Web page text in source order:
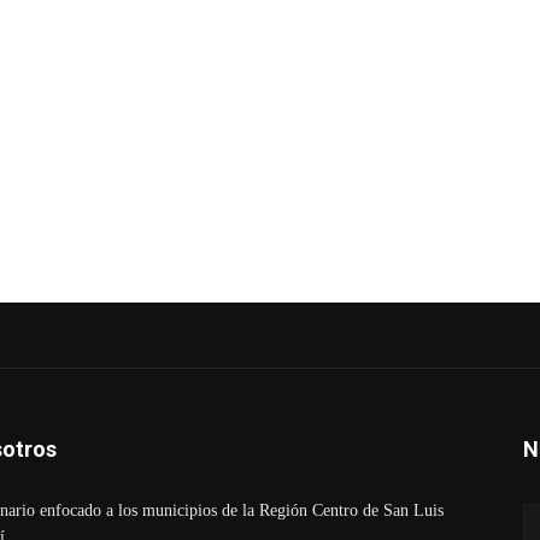
enfocado a los municipios de la Región Centro de San Luis